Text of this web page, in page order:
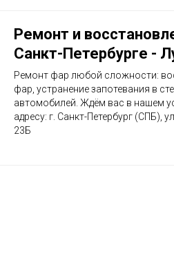
Ремонт и
Санкт-Петербурге -
Ремонт фар любой сложности:
фар, устранение запотевания в
автомобилей. Ждём вас в нашем
адресу: г. Санкт-Петербург (СПБ),
23Б